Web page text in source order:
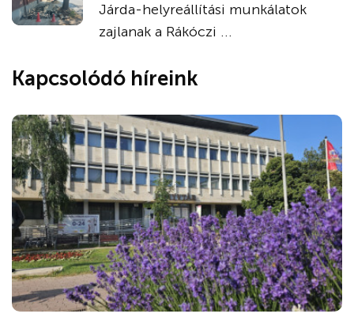
Járda-helyreállítási munkálatok
zajlanak a Rákóczi ...
Kapcsolódó híreink